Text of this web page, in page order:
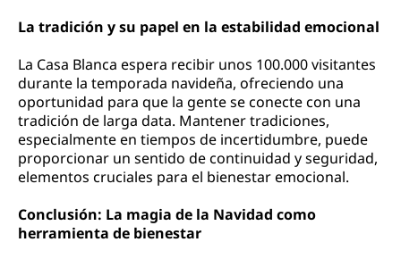
La tradición y su papel en la estabilidad emocional
La Casa Blanca espera recibir unos 100.000 visitantes
durante la temporada navideña, ofreciendo una
oportunidad para que la gente se conecte con una
tradición de larga data. Mantener tradiciones,
especialmente en tiempos de incertidumbre, puede
proporcionar un sentido de continuidad y seguridad,
elementos cruciales para el bienestar emocional.
Conclusión: La magia de la Navidad como
herramienta de bienestar